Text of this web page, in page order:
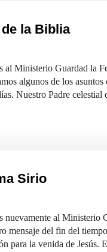
la Biblia
al Ministerio Guardad la
algunos de los asuntos
Nuestro Padre celestial
Sirio
nuevamente al Ministerio
mensaje del fin del
para la venida de Jesús.